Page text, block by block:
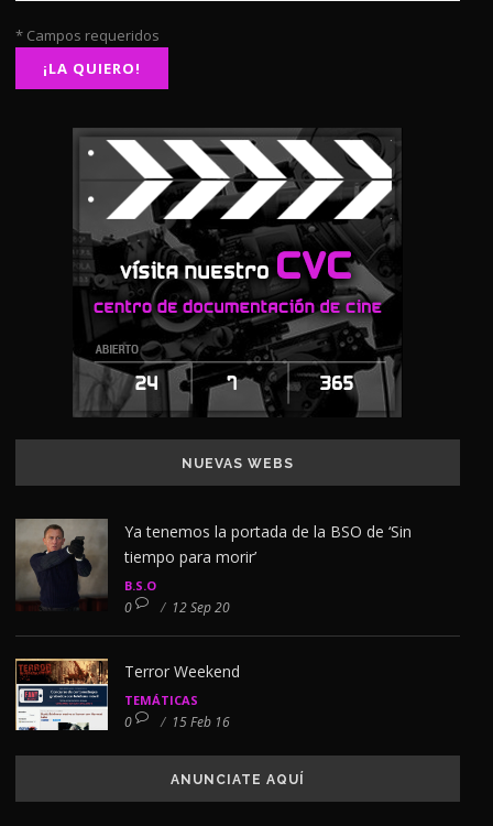
* Campos requeridos
NUEVAS WEBS
Ya tenemos la portada de la BSO de ‘Sin
tiempo para morir’
B.S.O
0 / 12 Sep 20
Terror Weekend
TEMÁTICAS
0 / 15 Feb 16
ANUNCIATE AQUÍ